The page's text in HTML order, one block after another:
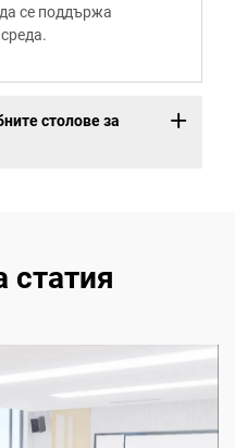
се поддържа
столове за
статия